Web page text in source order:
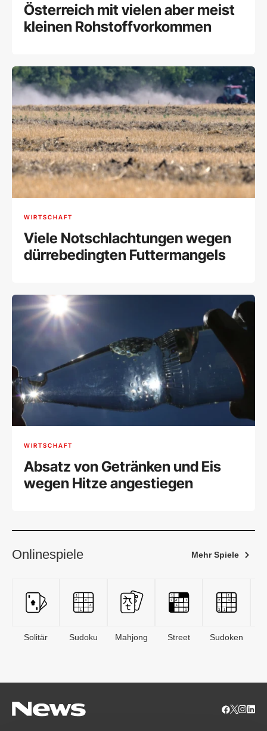
Österreich mit vielen aber meist
kleinen Rohstoffvorkommen
WIRTSCHAFT
Viele Notschlachtungen wegen
dürrebedingten Futtermangels
WIRTSCHAFT
Absatz von Getränken und Eis
wegen Hitze angestiegen
Onlinespiele Mehr Spiele
Solitär Sudoku Mahjong Street Sudoken